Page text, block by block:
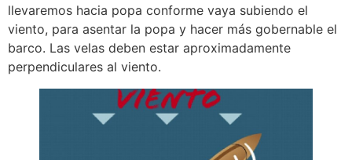
llevaremos hacia popa conforme vaya subiendo el
viento, para asentar la popa y hacer más gobernable el
barco. Las velas deben estar aproximadamente
perpendiculares al viento.